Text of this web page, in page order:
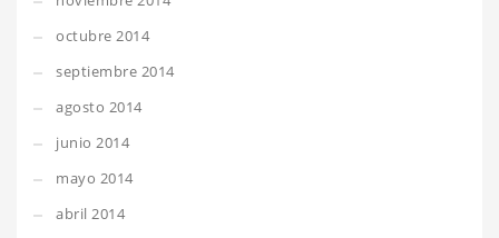
octubre 2014
septiembre 2014
agosto 2014
junio 2014
mayo 2014
abril 2014